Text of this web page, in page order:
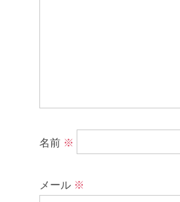
名前 ※
メール ※